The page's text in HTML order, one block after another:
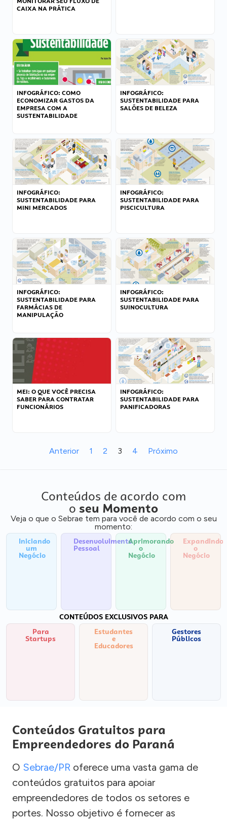
CAIXA NA PRÁTICA
INFOGRÁFICO: COMO
ECONOMIZAR GASTOS DA
EMPRESA COM A
SUSTENTABILIDADE
INFOGRÁFICO:
SUSTENTABILIDADE PARA
SALÕES DE BELEZA
INFOGRÁFICO:
SUSTENTABILIDADE PARA
MINI MERCADOS
INFOGRÁFICO:
SUSTENTABILIDADE PARA
PISCICULTURA
INFOGRÁFICO:
SUSTENTABILIDADE PARA
FARMÁCIAS DE
MANIPULAÇÃO
INFOGRÁFICO:
SUSTENTABILIDADE PARA
SUINOCULTURA
MEI: O QUE VOCÊ PRECISA
SABER PARA CONTRATAR
FUNCIONÁRIOS
INFOGRÁFICO:
SUSTENTABILIDADE PARA
PANIFICADORAS
Anterior 1 2 3 4 Próximo
Conteúdos de acordo com
o seu Momento
Veja o que o Sebrae tem para você de acordo com o seu
momento:
Iniciando
um
Negócio
Desenvolvimento
Pessoal
Aprimorando
o
Negócio
Expandindo
o
Negócio
CONTEÚDOS EXCLUSIVOS PARA
Para
Startups
Estudantes
e
Educadores
Gestores
Públicos
Conteúdos Gratuitos para
Empreendedores do Paraná
O Sebrae/PR oferece uma vasta gama de
conteúdos gratuitos para apoiar
empreendedores de todos os setores e
portes. Nosso objetivo é fornecer as